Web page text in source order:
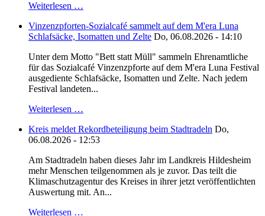
Weiterlesen …
Vinzenzpforten-Sozialcafé sammelt auf dem M'era Luna
Schlafsäcke, Isomatten und Zelte Do, 06.08.2026 - 14:10
Unter dem Motto "Bett statt Müll" sammeln Ehrenamtliche
für das Sozialcafé Vinzenzpforte auf dem M'era Luna Festival
ausgediente Schlafsäcke, Isomatten und Zelte. Nach jedem
Festival landeten...
Weiterlesen …
Kreis meldet Rekordbeteiligung beim Stadtradeln Do,
06.08.2026 - 12:53
Am Stadtradeln haben dieses Jahr im Landkreis Hildesheim
mehr Menschen teilgenommen als je zuvor. Das teilt die
Klimaschutzagentur des Kreises in ihrer jetzt veröffentlichten
Auswertung mit. An...
Weiterlesen …